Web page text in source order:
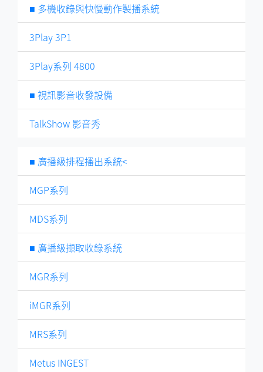
■ 多機收錄與快慢動作製播系統
3Play 3P1
3Play系列 4800
■ 視訊影音收發設備
TalkShow 影音秀
■ 廣播級排程播出系統<
MGP系列
MDS系列
■ 廣播級擷取收錄系統
MGR系列
iMGR系列
MRS系列
Metus INGEST